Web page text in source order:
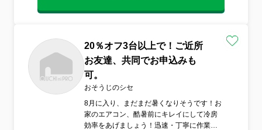
20％オフ3台以上で！ご近所
お友達、共同でお申込みも
可。
おそうじのシセ
8月に入り、まだまだ暑くなりそうです！お
家のエアコン、酷暑前にキレイにして冷房
効率をあげましょう！迅速・丁寧に作業い